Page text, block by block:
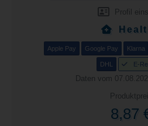
Profil
Apple Pay Google Pay Klarna
DHL E-
Daten vom
8,87